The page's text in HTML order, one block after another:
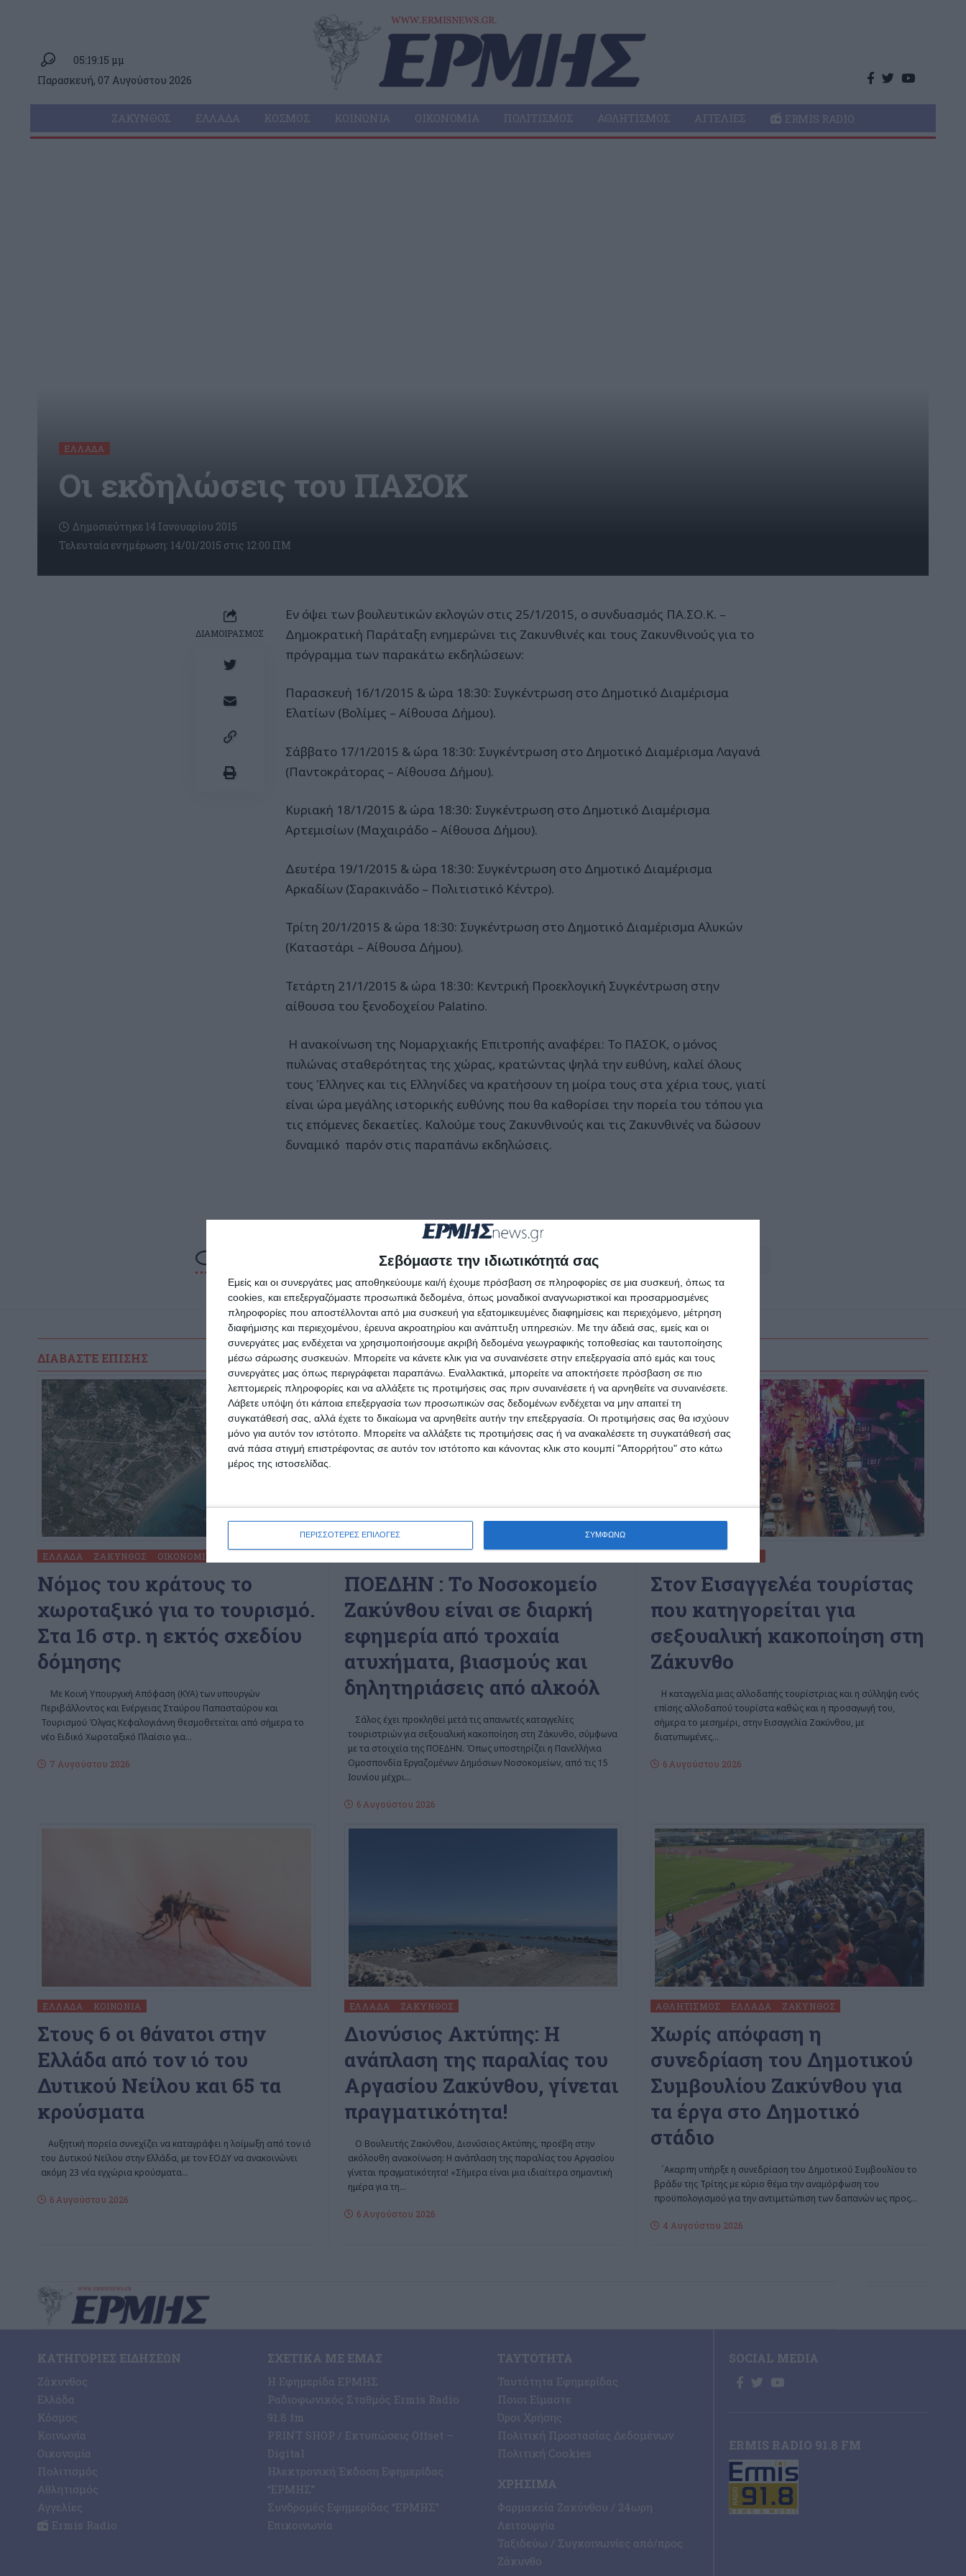
Σεβόμαστε την ιδιωτικότητά σας
Εμείς και οι συνεργάτες μας αποθηκεύουμε και/ή έχουμε πρόσβαση σε πληροφορίες σε μια συσκευή, όπως τα
cookies, και επεξεργαζόμαστε προσωπικά δεδομένα, όπως μοναδικοί αναγνωριστικοί και προσαρμοσμένες
πληροφορίες που αποστέλλονται από μια συσκευή για εξατομικευμένες διαφημίσεις και περιεχόμενο, μέτρηση
διαφήμισης και περιεχομένου, έρευνα ακροατηρίου και ανάπτυξη υπηρεσιών. Με την άδειά σας, εμείς και οι
συνεργάτες μας ενδέχεται να χρησιμοποιήσουμε ακριβή δεδομένα γεωγραφικής τοποθεσίας και ταυτοποίησης
μέσω σάρωσης συσκευών. Μπορείτε να κάνετε κλικ για να συναινέσετε στην επεξεργασία από εμάς και τους
συνεργάτες μας όπως περιγράφεται παραπάνω. Εναλλακτικά, μπορείτε να αποκτήσετε πρόσβαση σε πιο
λεπτομερείς πληροφορίες και να αλλάξετε τις προτιμήσεις σας πριν συναινέσετε ή να αρνηθείτε να συναινέσετε.
Λάβετε υπόψη ότι κάποια επεξεργασία των προσωπικών σας δεδομένων ενδέχεται να μην απαιτεί τη
συγκατάθεσή σας, αλλά έχετε το δικαίωμα να αρνηθείτε αυτήν την επεξεργασία. Οι προτιμήσεις σας θα ισχύουν
μόνο για αυτόν τον ιστότοπο. Μπορείτε να αλλάξετε τις προτιμήσεις σας ή να ανακαλέσετε τη συγκατάθεσή σας
ανά πάσα στιγμή επιστρέφοντας σε αυτόν τον ιστότοπο και κάνοντας κλικ στο κουμπί "Απορρήτου" στο κάτω
μέρος της ιστοσελίδας.
ΠΕΡΙΣΣΟΤΕΡΕΣ ΕΠΙΛΟΓΕΣ ΣΥΜΦΩΝΩ
05:19:15 μμ
Παρασκευή, 07 Αυγούστου 2026
ΖΆΚΥΝΘΟΣ ΕΛΛΆΔΑ ΚΌΣΜΟΣ ΚΟΙΝΩΝΊΑ ΟΙΚΟΝΟΜΊΑ ΠΟΛΙΤΙΣΜΌΣ ΑΘΛΗΤΙΣΜΌΣ ΑΓΓΕΛΊΕΣ ERMIS RADIO
ΕΛΛΆΔΑ
Οι εκδηλώσεις του ΠΑΣΟΚ
Τελευταία ενημέρωση: 14/01/2015 στις 12:00 ΠΜ
Δημοσιεύτηκε 14 Ιανουαρίου 2015
ΔΙΑΜΟΙΡΑΣΜΟΣ
Εν όψει των βουλευτικών εκλογών στις 25/1/2015, ο συνδυασμός ΠΑ.ΣΟ.Κ. –
Δημοκρατική Παράταξη ενημερώνει τις Ζακυνθινές και τους Ζακυνθινούς για το
πρόγραμμα των παρακάτω εκδηλώσεων:
Παρασκευή 16/1/2015 & ώρα 18:30: Συγκέντρωση στο Δημοτικό Διαμέρισμα
Ελατίων (Βολίμες – Αίθουσα Δήμου).
Σάββατο 17/1/2015 & ώρα 18:30: Συγκέντρωση στο Δημοτικό Διαμέρισμα Λαγανά
(Παντοκράτορας – Αίθουσα Δήμου).
Κυριακή 18/1/2015 & ώρα 18:30: Συγκέντρωση στο Δημοτικό Διαμέρισμα
Αρτεμισίων (Μαχαιράδο – Αίθουσα Δήμου).
Δευτέρα 19/1/2015 & ώρα 18:30: Συγκέντρωση στο Δημοτικό Διαμέρισμα
Αρκαδίων (Σαρακινάδο – Πολιτιστικό Κέντρο).
Τρίτη 20/1/2015 & ώρα 18:30: Συγκέντρωση στο Δημοτικό Διαμέρισμα Αλυκών
(Καταστάρι – Αίθουσα Δήμου).
Τετάρτη 21/1/2015 & ώρα 18:30: Κεντρική Προεκλογική Συγκέντρωση στην
αίθουσα του ξενοδοχείου Palatino.
Η ανακοίνωση της Νομαρχιακής Επιτροπής αναφέρει: Το ΠΑΣΟΚ, ο μόνος
πυλώνας σταθερότητας της χώρας, κρατώντας ψηλά την ευθύνη, καλεί όλους
τους Έλληνες και τις Ελληνίδες να κρατήσουν τη μοίρα τους στα χέρια τους, γιατί
είναι ώρα μεγάλης ιστορικής ευθύνης που θα καθορίσει την πορεία του τόπου για
τις επόμενες δεκαετίες. Καλούμε τους Ζακυνθινούς και τις Ζακυνθινές να δώσουν
δυναμικό παρόν στις παραπάνω εκδηλώσεις.
ΔΙΑΒΆΣΤΕ ΕΠΊΣΗΣ
ΕΛΛΆΔΑ ΖΆΚΥΝΘΟΣ ΟΙΚΟΝΟΜΊΑ
Nόμος του κράτους το
χωροταξικό για το τουρισμό.
Στα 16 στρ. η εκτός σχεδίου
δόμησης
Με Κοινή Υπουργική Απόφαση (ΚΥΑ) των υπουργών
Περιβάλλοντος και Ενέργειας Σταύρου Παπασταύρου και
Τουρισμού Όλγας Κεφαλογιάννη θεσμοθετείται από σήμερα το
νέο Ειδικό Χωροταξικό Πλαίσιο για…
7 Αυγούστου 2026
ΠΟΕΔΗΝ : To Νοσοκομείο
Ζακύνθου είναι σε διαρκή
εφημερία από τροχαία
ατυχήματα, βιασμούς και
δηλητηριάσεις από αλκοόλ
Σάλος έχει προκληθεί μετά τις απανωτές καταγγελίες
τουριστριών για σεξουαλική κακοποίηση στη Ζάκυνθο, σύμφωνα
με τα στοιχεία της ΠΟΕΔΗΝ. Όπως υποστηρίζει η Πανελλήνια
Ομοσπονδία Εργαζομένων Δημόσιων Νοσοκομείων, από τις 15
Ιουνίου μέχρι…
6 Αυγούστου 2026
Στον Εισαγγελέα τουρίστας
που κατηγορείται για
σεξουαλική κακοποίηση στη
Ζάκυνθο
Η καταγγελία μιας αλλοδαπής τουρίστριας και η σύλληψη ενός
επίσης αλλοδαπού τουρίστα καθώς και η προσαγωγή του,
σήμερα το μεσημέρι, στην Εισαγγελία Ζακύνθου, με
διατυπωμένες…
6 Αυγούστου 2026
ΕΛΛΆΔΑ ΚΟΙΝΩΝΊΑ
Στους 6 οι θάνατοι στην
Ελλάδα από τον ιό του
Δυτικού Νείλου και 65 τα
κρούσματα
Αυξητική πορεία συνεχίζει να καταγράφει η λοίμωξη από τον ιό
του Δυτικού Νείλου στην Ελλάδα, με τον ΕΟΔΥ να ανακοινώνει
ακόμη 23 νέα εγχώρια κρούσματα…
6 Αυγούστου 2026
ΕΛΛΆΔΑ ΖΆΚΥΝΘΟΣ
Διονύσιος Ακτύπης: Η
ανάπλαση της παραλίας του
Αργασίου Ζακύνθου, γίνεται
πραγματικότητα!
Ο Βουλευτής Ζακύνθου, Διονύσιος Ακτύπης, προέβη στην
ακόλουθη ανακοίνωση: Η ανάπλαση της παραλίας του Αργασίου
γίνεται πραγματικότητα! «Σήμερα είναι μια ιδιαίτερα σημαντική
ημέρα για τη…
6 Αυγούστου 2026
ΑΘΛΗΤΙΣΜΌΣ ΕΛΛΆΔΑ ΖΆΚΥΝΘΟΣ
Χωρίς απόφαση η
συνεδρίαση του Δημοτικού
Συμβουλίου Ζακύνθου για
τα έργα στο Δημοτικό
στάδιο
΄Aκαρπη υπήρξε η συνεδρίαση του Δημοτικού Συμβουλίου το
βράδυ της Τρίτης με κύριο θέμα την αναμόρφωση του
προϋπολογισμού για την αντιμετώπιση των δαπανών ως προς…
4 Αυγούστου 2026
ΚΑΤΗΓΟΡΊΕΣ ΕΙΔΉΣΕΩΝ
Ζάκυνθος
Ελλάδα
Κόσμος
Κοινωνία
Οικονομία
Πολιτισμός
Αθλητισμός
Αγγελίες
Ermis Radio
ΣΧΕΤΙΚΆ ΜΕ ΕΜΆΣ
Η Εφημερίδα ΕΡΜΗΣ
Ραδιοφωνικός Σταθμός Ermis Radio
91.8 fm
PRINT SHOP / Εκτυπώσεις Offset –
Digital
Ηλεκτρονική Έκδοση Εφημερίδας
“ΕΡΜΗΣ”
Συνδρομές Εφημερίδας “ΕΡΜΗΣ”
Επικοινωνία
ΤΑΥΤΌΤΗΤΑ
Ταυτότητα Εφημερίδας
Ποιοι Είμαστε
Όροι Χρήσης
Πολιτική Προστασίας Δεδομένων
Πολιτική Cookies
ΧΡΉΣΙΜΑ
Φαρμακεία Ζακύνθου / 24ωρη
Λειτουργία
Ταξιδεύω / Συγκοινωνίες από/προς
Ζάκυνθο
SOCIAL MEDIA
ERMIS RADIO 91.8 FM